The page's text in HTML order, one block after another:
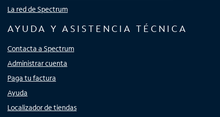
La red de Spectrum
AYUDA Y ASISTENCIA TÉCNICA
Contacta a Spectrum
Administrar cuenta
Paga tu factura
Ayuda
Localizador de tiendas